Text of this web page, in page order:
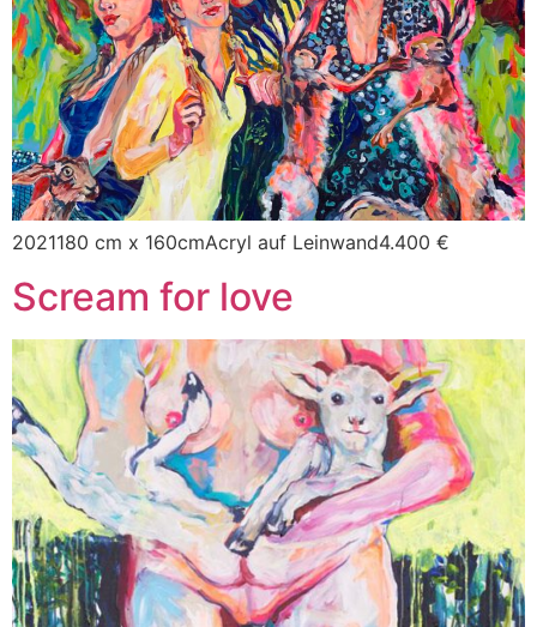
2021180 cm x 160cmAcryl auf Leinwand4.400 €
Scream for love